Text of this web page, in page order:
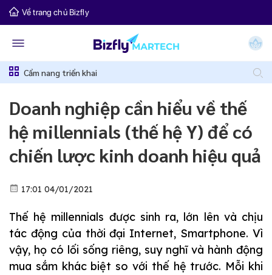
Về trang chủ Bizfly
Cẩm nang triển khai
Doanh nghiệp cần hiểu về thế
hệ millennials (thế hệ Y) để có
chiến lược kinh doanh hiệu quả
17:01 04/01/2021
Thế hệ millennials được sinh ra, lớn lên và chịu
tác động của thời đại Internet, Smartphone. Vì
vậy, họ có lối sống riêng, suy nghĩ và hành động
mua sắm khác biệt so với thế hệ trước. Mỗi khi